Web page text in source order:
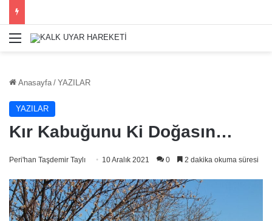
Menü
Anasayfa / YAZILAR
YAZILAR
Kır Kabuğunu Ki Doğasın…
Peri'han Taşdemir Taylı 10 Aralık 2021 0 2 dakika okuma süresi